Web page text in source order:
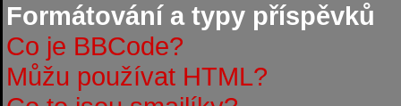
Formátování a typy příspěvků
Co je BBCode?
Můžu používat HTML?